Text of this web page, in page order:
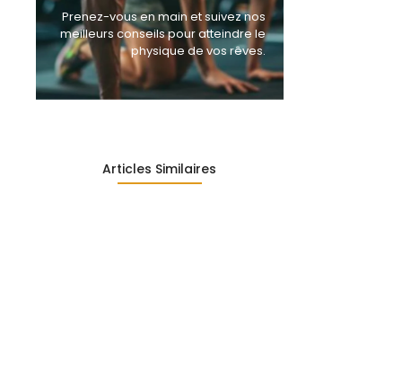
Prenez-vous en main et suivez nos
meilleurs conseils pour atteindre le
physique de vos rêves.
Articles Similaires